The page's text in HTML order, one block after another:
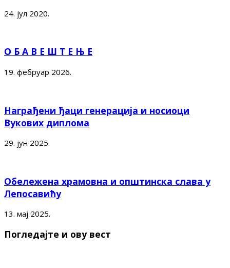
24. јул 2020.
О Б А В Е Ш Т Е Њ Е
19. фебруар 2026.
Награђени ђаци генерација и носиоци
Вукових диплома
29. јун 2025.
Обележена храмовна и општинска слава у
Лепосавићу
13. мај 2025.
Погледајте и ову вест